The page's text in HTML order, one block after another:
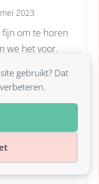
gebruikt? Dat
2023
fijn om te horen
we het voor.
5uit 5
Hij is
is zo